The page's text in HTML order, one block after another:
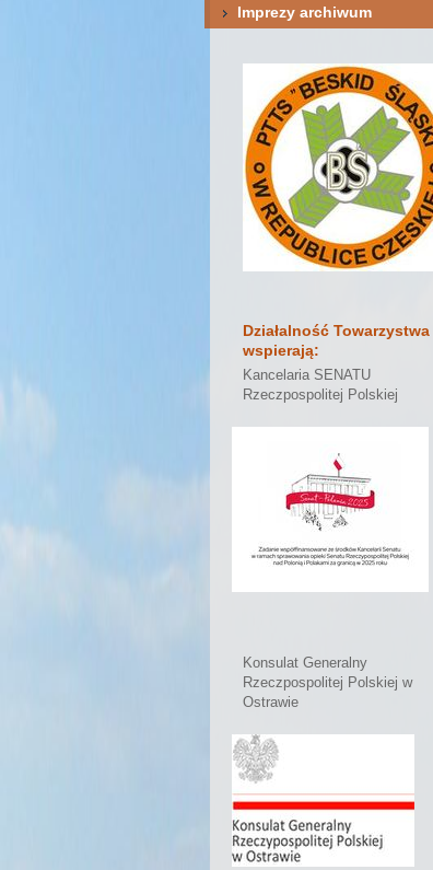
Imprezy archiwum
Działalność Towarzystwa
wspierają:
Kancelaria SENATU
Rzeczpospolitej Polskiej
Konsulat Generalny
Rzeczpospolitej Polskiej w
Ostrawie